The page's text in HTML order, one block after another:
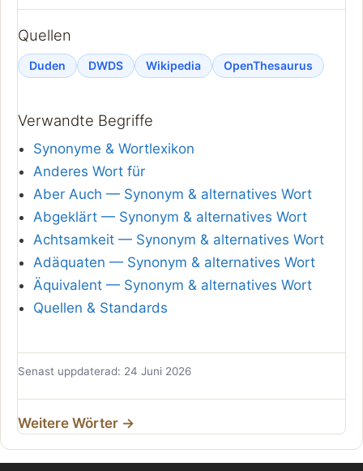
Quellen
Duden DWDS Wikipedia OpenThesaurus
Verwandte Begriffe
Synonyme & Wortlexikon
Anderes Wort für
Aber Auch — Synonym & alternatives Wort
Abgeklärt — Synonym & alternatives Wort
Achtsamkeit — Synonym & alternatives Wort
Adäquaten — Synonym & alternatives Wort
Äquivalent — Synonym & alternatives Wort
Quellen & Standards
Senast uppdaterad: 24 Juni 2026
Weitere Wörter →